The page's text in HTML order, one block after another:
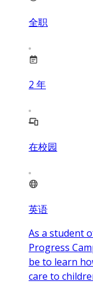
全职
2 年
在校园
英语
As a student
Progress
be to learn
care to